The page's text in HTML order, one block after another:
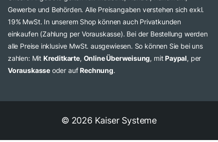
Gewerbe und Behörden. Alle Preisangaben verstehen sich exkl.
19% MwSt. In unserem Shop können auch Privatkunden
einkaufen (Zahlung per Vorauskasse). Bei der Bestellung werden
alle Preise inklusive MwSt. ausgewiesen. So können Sie bei uns
zahlen: Mit Kreditkarte, Online Überweisung, mit Paypal, per
Vorauskasse oder auf Rechnung.
© 2026 Kaiser Systeme